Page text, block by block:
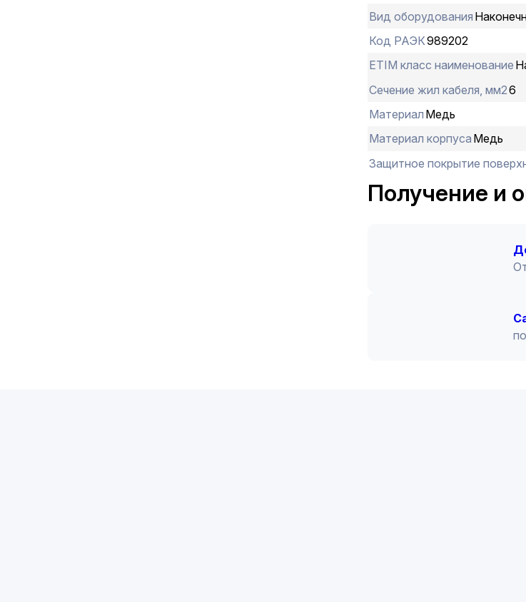
Вид оборудования
Код РАЭК989202
ETIM класс наименование
Сечение жил кабеля, мм26
Материал Медь
Материал корпуса Медь
Защитное покрытие
Получение и